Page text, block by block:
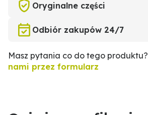
Oryginalne części
Odbiór zakupów 24/7
Masz pytania co do tego produktu?
nami przez formularz